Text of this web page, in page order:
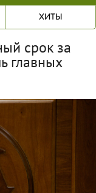
ХИТЫ
срок за
главных